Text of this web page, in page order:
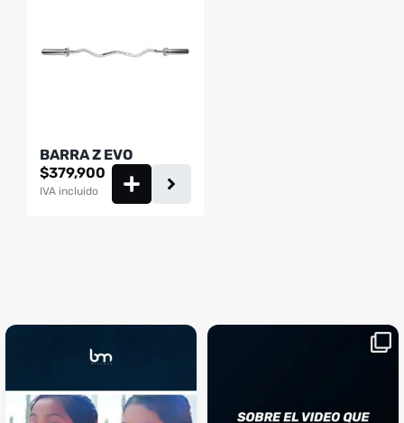
BARRA Z EVO
$379,900
IVA incluido
...
4 2